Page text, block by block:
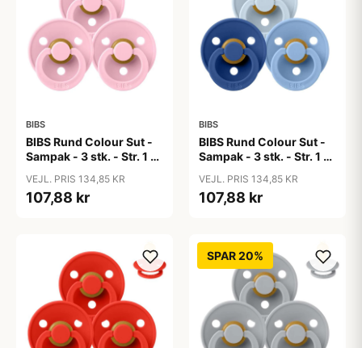
BIBS
BIBS Rund Colour Sut -
Sampak - 3 stk. - Str. 1 -
VEJL. PRIS 134,85 KR
107,88 kr
BIBS
BIBS Rund Colour Sut -
Sampak - 3 stk. - Str. 1 -
VEJL. PRIS 134,85 KR
107,88 kr
SPAR 20%